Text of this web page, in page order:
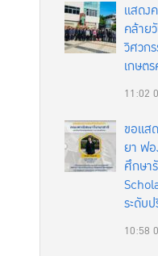
แสดง
คล้าย
วิศวก
เกษต
11:02
ขอแส
ยา ฟ
ศึกษา
ระดับ
10:58